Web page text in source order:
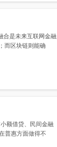
合是未来互联网金融
而区块链则能确
额借贷、民间金融
普惠方面做得不